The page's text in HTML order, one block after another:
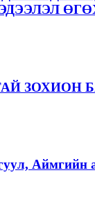
ЗОХИОН
Аймгийн